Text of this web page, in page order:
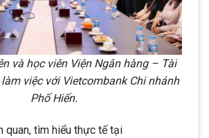
và học viên Viện Ngân hàng – Tài
việc với Vietcombank Chi nhánh
Phố Hiến.
quan, tìm hiểu thực tế tại